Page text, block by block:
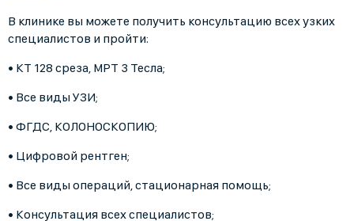
В клинике вы можете получить консультацию всех узких
специалистов и пройти:
• КТ 128 среза, МРТ 3 Тесла;
• Все виды УЗИ;
• ФГДС, КОЛОНОСКОПИЮ;
• Цифровой рентген;
• Все виды операций, стационарная помощь;
• Консультация всех специалистов;